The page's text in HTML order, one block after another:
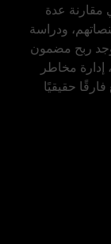
مقارنة عدة
ودراسة
ربح مضمون
إدارة مخاطر
حقيقيًا